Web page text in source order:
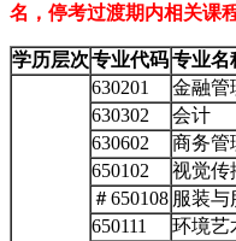
名，停考过渡期内相关课
学历层次专业代码专业名
630201
金融管
630302
会计
630602
商务管
650102
视觉传
＃650108 服装与
650111
环境艺